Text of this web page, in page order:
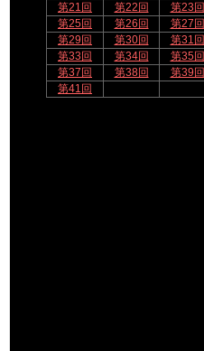
第21回
第22回 第23回
第25回
第26回 第27回
第29回
第30回 第31回
第33回
第34回 第35回
第37回
第38回 第39回
第41回